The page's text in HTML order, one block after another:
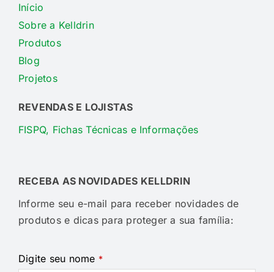
Início
Sobre a Kelldrin
Produtos
Blog
Projetos
REVENDAS E LOJISTAS
FISPQ, Fichas Técnicas e Informações
RECEBA AS NOVIDADES KELLDRIN
Informe seu e-mail para receber novidades de
produtos e dicas para proteger a sua família:
Website
Digite seu nome *